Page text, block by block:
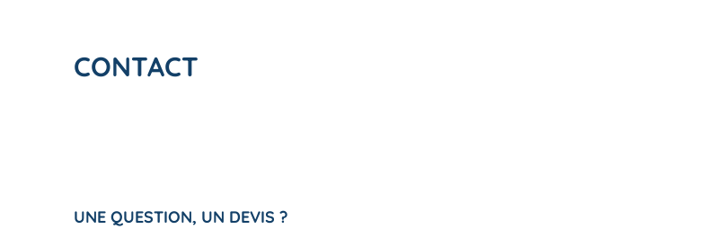
CONTACT
UNE QUESTION, UN DEVIS ?